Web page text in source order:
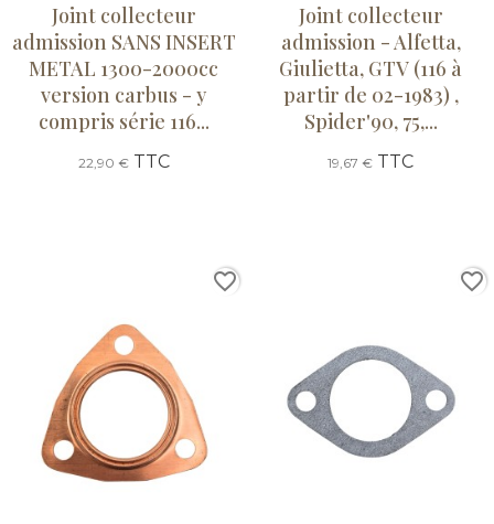
Joint collecteur
admission SANS INSERT
METAL 1300-2000cc
version carbus - y
compris série 116...
22,90 €TTC
Joint collecteur
admission - Alfetta,
Giulietta, GTV (116 à
partir de 02-1983) ,
Spider'90, 75,...
19,67 € TTC
favorite_border favorite_border